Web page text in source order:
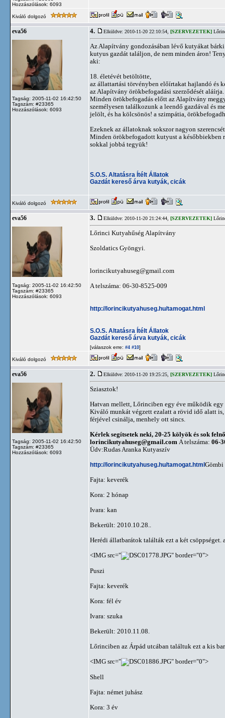
Hozzászólások: 6093
Kiváló dolgozó
eva56
Tagság: 2005-11-02 16:42:50
Tagszám: #23365
Hozzászólások: 6093
4. Elküldve: 2010-11-20 22:10:54, [SZERVEZETEK]
Az Alapítvány gondozásában lévő kutyákat
kutyus gazdát találjon, de nem minden áron!
aki:
18. életévét betöltötte,
az állattartási törvényben előírtakat hajlandó és
az Alapítvány örökbefogadási szerződését aláírja.
Minden örökbefogadás előtt az Alapítvány
személyesen találkozunk a leendő gazdával és
jelölt, és ha kölcsönös! a szimpátia,
Ezeknek az állatoknak sokszor nagyon
Minden örökbefogadott kutyust a későbbiekben
sokkal jobbá tegyük!
S.O.S. Altatásra Ítélt Állatok
Gazdát kereső árva kutyák, cicák
Kiváló dolgozó
eva56
Tagság: 2005-11-02 16:42:50
Tagszám: #23365
Hozzászólások: 6093
3. Elküldve: 2010-11-20 21:24:44, [SZERVEZETEK]
Lőrinci Kutyahűség Alapítvány
Szoldatics Gyöngyi.
lorincikutyahuseg@gmail.com
A telszáma: 06-30-8525-009
http://lorincikutyahuseg.hu/tamogat.html
S.O.S. Altatásra Ítélt Állatok
Gazdát kereső árva kutyák, cicák
[válaszok erre: #4 #10]
Kiváló dolgozó
eva56
Tagság: 2005-11-02 16:42:50
Tagszám: #23365
Hozzászólások: 6093
2. Elküldve: 2010-11-20 19:25:25, [SZERVEZETEK]
Sziasztok!
Hatvan mellett, Lőrinciben egy éve működik
Kiváló munkát végzett ezalatt a rövid idő alatt
férjével csinálja, menhely ott sincs.
Kérlek segítsetek neki, 20-25 kölyök és sok
lorincikutyahuseg@gmail.com A telszáma: 06-
Üdv:Rudas Aranka Kutyaszív
http://lorincikutyahuseg.hu/tamogat.htmlGömbi
Fajta: keverék
Kora: 2 hónap
Ivara: kan
Bekerült: 2010.10.28..
Herédi állatbarátok találták ezt a két csöppséget.
<IMG src=" " border="0">
Puszi
Fajta: keverék
Kora: fél év
Ivara: szuka
Bekerült: 2010.11.08.
Lőrinciben az Árpád utcában találtuk ezt a kis
<IMG src=" " border="0">
Shell
Fajta: német juhász
Kora: 3 év